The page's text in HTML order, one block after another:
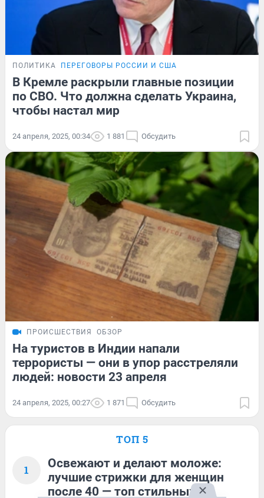
ПОЛИТИКА ПЕРЕГОВОРЫ РОССИИ И США
В Кремле раскрыли главные позиции
по СВО. Что должна сделать Украина,
чтобы настал мир
24 апреля, 2025, 00:34 1 881 Обсудить
ПРОИСШЕСТВИЯ ОБЗОР
На туристов в Индии напали
террористы — они в упор расстреляли
людей: новости 23 апреля
24 апреля, 2025, 00:27 1 871 Обсудить
ТОП 5
1
Освежают и делают моложе:
лучшие стрижки для женщин
после 40 — топ стильных